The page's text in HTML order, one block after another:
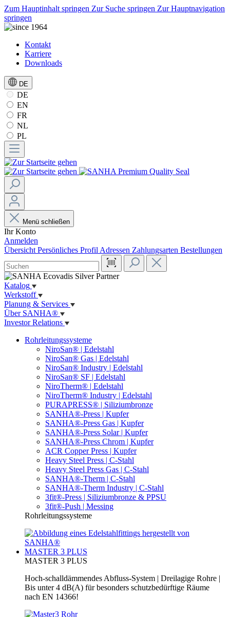
Zum Hauptinhalt springen Zur Suche springen Zur Hauptnavigation
springen
Kontakt
Karriere
Downloads
DE
DE
EN
FR
NL
PL
Menü schließen
Ihr Konto
Anmelden
Übersicht Persönliches Profil Adressen Zahlungsarten Bestellungen
Katalog
Werkstoff
Planung & Services
Über SANHA®
Investor Relations
Rohrleitungssysteme
NiroSan® | Edelstahl
NiroSan® Gas | Edelstahl
NiroSan® Industry | Edelstahl
NiroSan® SF | Edelstahl
NiroTherm® | Edelstahl
NiroTherm® Industry | Edelstahl
PURAPRESS® | Siliziumbronze
SANHA®-Press | Kupfer
SANHA®-Press Gas | Kupfer
SANHA®-Press Solar | Kupfer
SANHA®-Press Chrom | Kupfer
ACR Copper Press | Kupfer
Heavy Steel Press | C-Stahl
Heavy Steel Press Gas | C-Stahl
SANHA®-Therm | C-Stahl
SANHA®-Therm Industry | C-Stahl
3fit®-Press | Siliziumbronze & PPSU
3fit®-Push | Messing
Rohrleitungssysteme
MASTER 3 PLUS
MASTER 3 PLUS
Hoch-schalldämmendes Abfluss-System | Dreilagige Rohre |
Bis unter 4 dB(A) für besonders schutzbedürftige Räume
nach EN 14366!